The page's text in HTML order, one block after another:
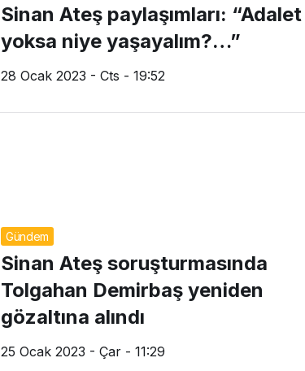
Sinan Ateş paylaşımları: “Adalet
yoksa niye yaşayalım?…”
28 Ocak 2023 - Cts - 19:52
Gündem
Sinan Ateş soruşturmasında
Tolgahan Demirbaş yeniden
gözaltına alındı
25 Ocak 2023 - Çar - 11:29